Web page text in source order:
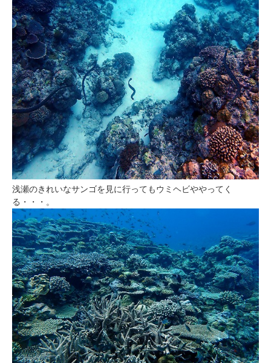
浅瀬のきれいなサンゴを見に行ってもウミヘビややってく
る・・・。